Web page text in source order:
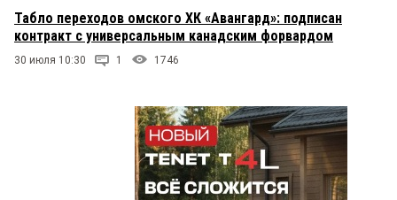
Табло переходов омского ХК «Авангард»: подписан
контракт с универсальным канадским форвардом
30 июля 10:30 1 1746